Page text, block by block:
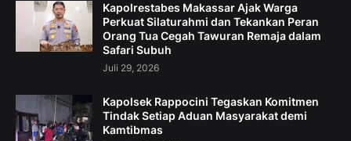
Kapolrestabes Makassar Ajak Warga
Perkuat Silaturahmi dan Tekankan Peran
Orang Tua Cegah Tawuran Remaja dalam
Safari Subuh
Juli 29, 2026
Kapolsek Rappocini Tegaskan Komitmen
Tindak Setiap Aduan Masyarakat demi
Kamtibmas